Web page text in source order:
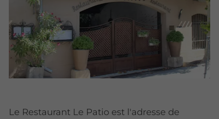
Le Restaurant Le Patio est l'adresse de